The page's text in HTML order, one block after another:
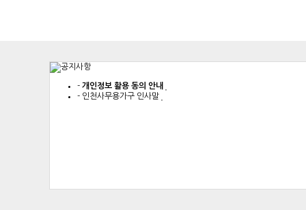
- 개인정보 활용 동의 안내
- 인천사무용가구 인사말